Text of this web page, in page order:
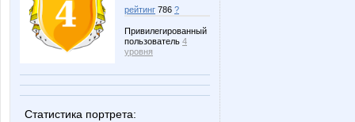
рейтинг 786 ?
Привилегированный
пользователь 4
уровня
Статистика портрета: